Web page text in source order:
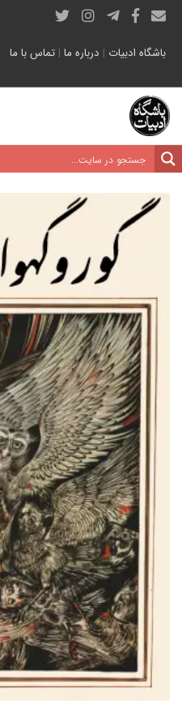
باشگاه ادبیات | درباره ما | تماس با ما